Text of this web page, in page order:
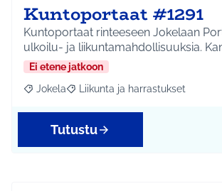
Kuntoportaat #1291
Kuntoportaat rinteeseen Jokelaan Portaat lisäävät
ulkoilu- ja
Ei etene jatkoon
Rajaa tulokset aihepiirin mukaan: Jokela
Jokela Rajaa tulokset teeman mukaan:
Liikunta ja harrastukset
Tutustu